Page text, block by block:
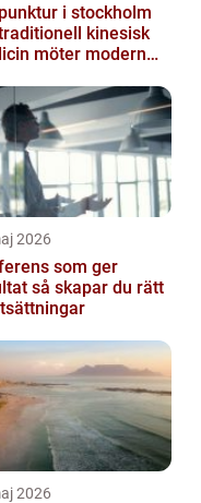
i stockholm
kinesisk
möter modern
2026
som ger
du rätt
2026